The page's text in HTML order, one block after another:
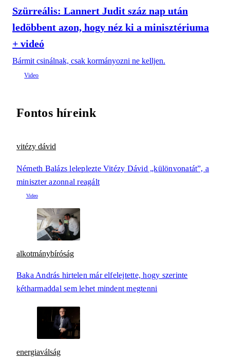
Szürreális: Lannert Judit száz nap után
ledöbbent azon, hogy néz ki a minisztériuma
+ videó
Bármit csinálnak, csak kormányozni ne kelljen.
Fontos híreink
vitézy dávid
Németh Balázs leleplezte Vitézy Dávid „különvonatát”, a
miniszter azonnal reagált
alkotmánybíróság
Baka András hirtelen már elfelejtette, hogy szerinte
kétharmaddal sem lehet mindent megtenni
energiaválság